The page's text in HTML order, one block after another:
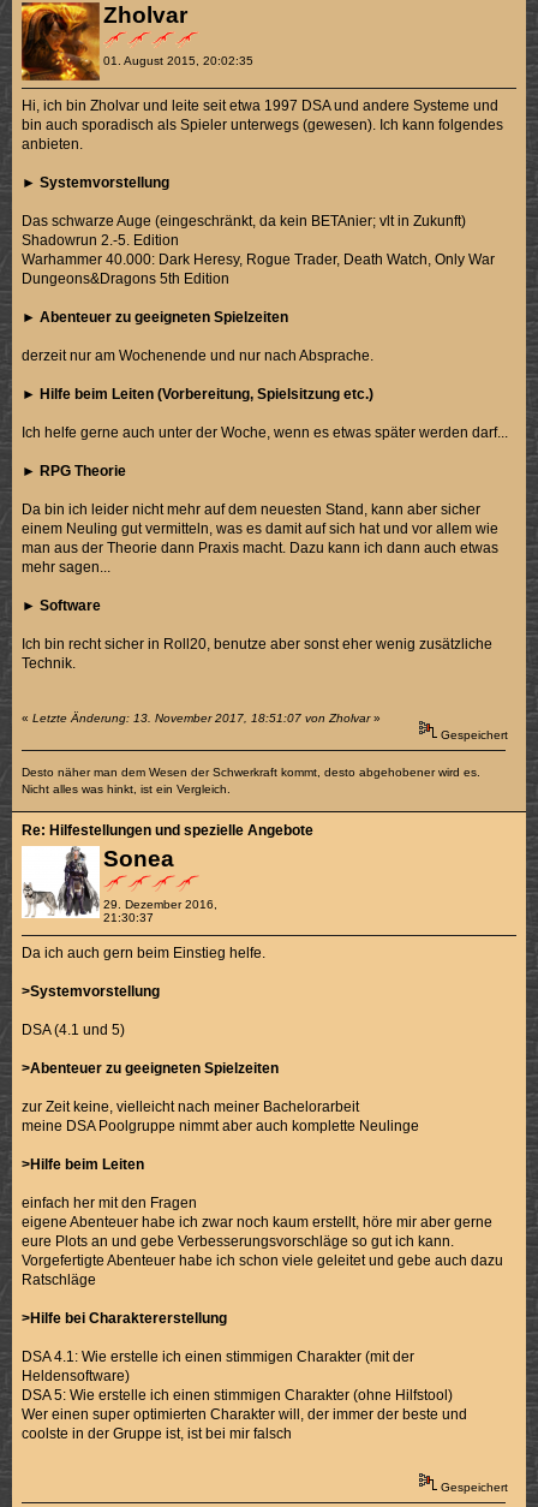
Zholvar
01. August 2015, 20:02:35
Hi, ich bin Zholvar und leite seit etwa 1997 DSA und andere Systeme und
bin auch sporadisch als Spieler unterwegs (gewesen). Ich kann folgendes
anbieten.
►Systemvorstellung
Das schwarze Auge (eingeschränkt, da kein BETAnier; vlt in Zukunft)
Shadowrun 2.-5. Edition
Warhammer 40.000: Dark Heresy, Rogue Trader, Death Watch, Only War
Dungeons&Dragons 5th Edition
►Abenteuer zu geeigneten Spielzeiten
derzeit nur am Wochenende und nur nach Absprache.
►Hilfe beim Leiten (Vorbereitung, Spielsitzung etc.)
Ich helfe gerne auch unter der Woche, wenn es etwas später werden darf...
►RPG Theorie
Da bin ich leider nicht mehr auf dem neuesten Stand, kann aber sicher
einem Neuling gut vermitteln, was es damit auf sich hat und vor allem wie
man aus der Theorie dann Praxis macht. Dazu kann ich dann auch etwas
mehr sagen...
►Software
Ich bin recht sicher in Roll20, benutze aber sonst eher wenig zusätzliche
Technik.
«Letzte Änderung: 13. November 2017, 18:51:07 von Zholvar»
Gespeichert
Desto näher man dem Wesen der Schwerkraft kommt, desto abgehobener wird es.
Nicht alles was hinkt, ist ein Vergleich.
Sonea
29. Dezember 2016,
21:30:37
Re: Hilfestellungen und spezielle Angebote
Da ich auch gern beim Einstieg helfe.
>Systemvorstellung
DSA (4.1 und 5)
>Abenteuer zu geeigneten Spielzeiten
zur Zeit keine, vielleicht nach meiner Bachelorarbeit
meine DSA Poolgruppe nimmt aber auch komplette Neulinge
>Hilfe beim Leiten
einfach her mit den Fragen
eigene Abenteuer habe ich zwar noch kaum erstellt, höre mir aber gerne
eure Plots an und gebe Verbesserungsvorschläge so gut ich kann.
Vorgefertigte Abenteuer habe ich schon viele geleitet und gebe auch dazu
Ratschläge
>Hilfe bei Charaktererstellung
DSA 4.1: Wie erstelle ich einen stimmigen Charakter (mit der
Heldensoftware)
DSA 5: Wie erstelle ich einen stimmigen Charakter (ohne Hilfstool)
Wer einen super optimierten Charakter will, der immer der beste und
coolste in der Gruppe ist, ist bei mir falsch
Gespeichert